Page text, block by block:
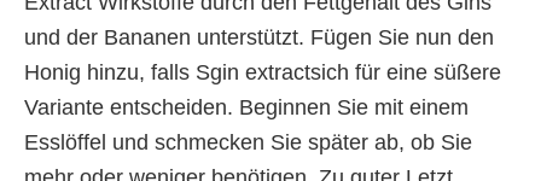
und der Bananen unterstützt. Fügen Sie nun den
Honig hinzu, falls Sgin extractsich für eine süßere
Variante entscheiden. Beginnen Sie mit einem
Esslöffel und schmecken Sie später ab, ob Sie